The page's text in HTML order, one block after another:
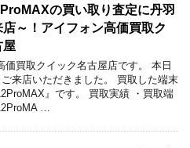
の買い取り査定に丹羽
～！アイフォン高価買取ク
屋
価買取クイック名古屋店です。 本日
来店いただきました。 買取した端末
』です。 買取実績 ・買取端
…